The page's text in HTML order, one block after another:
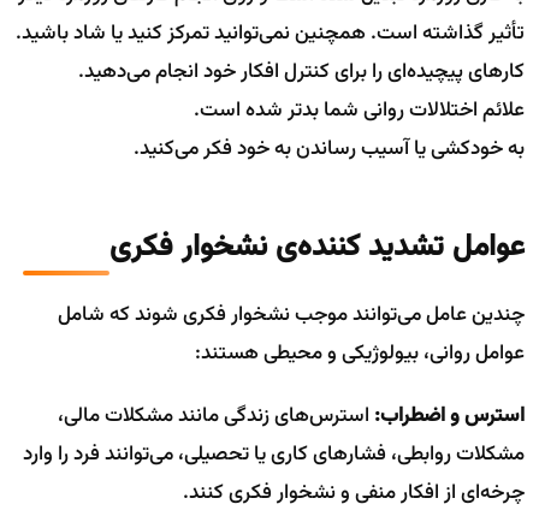
تأثیر گذاشته است. همچنین نمی‌توانید تمرکز کنید یا شاد باشید.
کارهای پیچیده‌ای را برای کنترل افکار خود انجام می‌دهید.
علائم اختلالات روانی شما بدتر شده است.
به خودکشی یا آسیب رساندن به خود فکر می‌کنید.
عوامل تشدید کننده‌ی نشخوار فکری
چندین عامل می‌توانند موجب نشخوار فکری شوند که شامل
عوامل روانی، بیولوژیکی و محیطی هستند:
استرس و اضطراب: استرس‌های زندگی مانند مشکلات مالی،
مشکلات روابطی، فشارهای کاری یا تحصیلی، می‌توانند فرد را وارد
چرخه‌ای از افکار منفی و نشخوار فکری کنند.